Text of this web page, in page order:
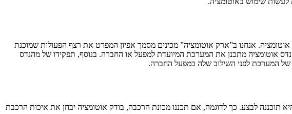
אנחנו ב”ארק אוטומציה” מכינים מסמך אפיון המפרט את רצף הפעולות שמוכנת
אוטומציה מתכנן את המערכת המיועדת למפעל או החברה. בנוסף, תפקידו של מהנדס
של המערכת לפני השילוב שלה במפעל החברה.
לבצע. כך לדוגמה, אם תכננו מכונת הרכבה, בודק אוטומציה יבחן את איכות הרכבת